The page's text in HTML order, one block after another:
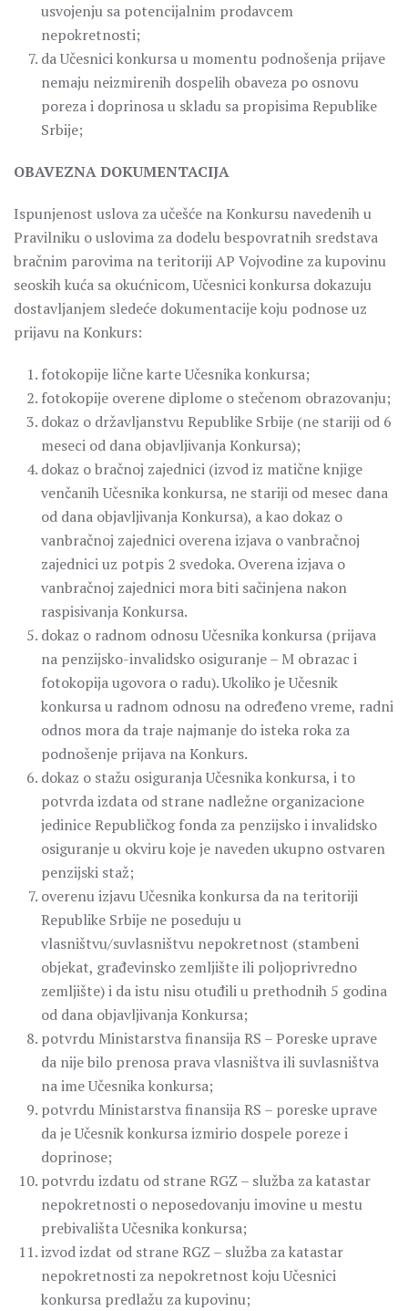
usvojenju sa potencijalnim prodavcem
nepokretnosti;
da Učesnici konkursa u momentu podnošenja prijave
nemaju neizmirenih dospelih obaveza po osnovu
poreza i doprinosa u skladu sa propisima Republike
Srbije;
OBAVEZNA DOKUMENTACIJA
Ispunjenost uslova za učešće na Konkursu navedenih u
Pravilniku o uslovima za dodelu bespovratnih sredstava
bračnim parovima na teritoriji AP Vojvodine za kupovinu
seoskih kuća sa okućnicom, Učesnici konkursa dokazuju
dostavljanjem sledeće dokumentacije koju podnose uz
prijavu na Konkurs:
fotokopije lične karte Učesnika konkursa;
fotokopije overene diplome o stečenom obrazovanju;
dokaz o državljanstvu Republike Srbije (ne stariji od 6
meseci od dana objavljivanja Konkursa);
dokaz o bračnoj zajednici (izvod iz matične knjige
venčanih Učesnika konkursa, ne stariji od mesec dana
od dana objavljivanja Konkursa), a kao dokaz o
vanbračnoj zajednici overena izjava o vanbračnoj
zajednici uz potpis 2 svedoka. Overena izjava o
vanbračnoj zajednici mora biti sačinjena nakon
raspisivanja Konkursa.
dokaz o radnom odnosu Učesnika konkursa (prijava
na penzijsko-invalidsko osiguranje – M obrazac i
fotokopija ugovora o radu). Ukoliko je Učesnik
konkursa u radnom odnosu na određeno vreme, radni
odnos mora da traje najmanje do isteka roka za
podnošenje prijava na Konkurs.
dokaz o stažu osiguranja Učesnika konkursa, i to
potvrda izdata od strane nadležne organizacione
jedinice Republičkog fonda za penzijsko i invalidsko
osiguranje u okviru koje je naveden ukupno ostvaren
penzijski staž;
overenu izjavu Učesnika konkursa da na teritoriji
Republike Srbije ne poseduju u
vlasništvu/suvlasništvu nepokretnost (stambeni
objekat, građevinsko zemljište ili poljoprivredno
zemljište) i da istu nisu otuđili u prethodnih 5 godina
od dana objavljivanja Konkursa;
potvrdu Ministarstva finansija RS – Poreske uprave
da nije bilo prenosa prava vlasništva ili suvlasništva
na ime Učesnika konkursa;
potvrdu Ministarstva finansija RS – poreske uprave
da je Učesnik konkursa izmirio dospele poreze i
doprinose;
potvrdu izdatu od strane RGZ – služba za katastar
nepokretnosti o neposedovanju imovine u mestu
prebivališta Učesnika konkursa;
izvod izdat od strane RGZ – služba za katastar
nepokretnosti za nepokretnost koju Učesnici
konkursa predlažu za kupovinu;